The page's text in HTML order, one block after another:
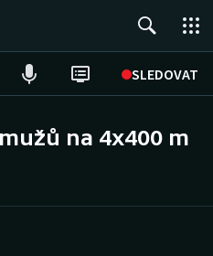
SLEDOVAT
na 4x400 m